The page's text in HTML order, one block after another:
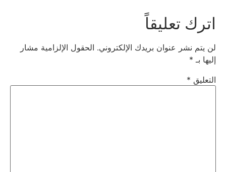
اترك تعليقاً
لن يتم نشر عنوان بريدك الإلكتروني. الحقول الإلزامية مشار
إليها بـ *
التعليق *